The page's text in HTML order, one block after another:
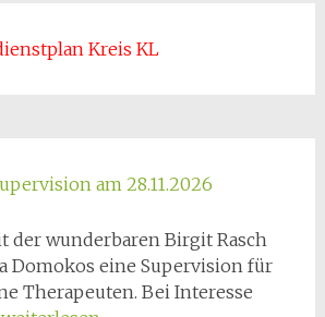
Kreis KL
am 28.11.2026
der wunderbaren Birgit Rasch
Domokos eine Supervision für
Therapeuten. Bei Interesse